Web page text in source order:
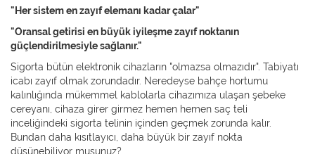
"Her sistem en zayıf elemanı kadar çalar"
"Oransal getirisi en büyük iyileşme zayıf noktanın
güçlendirilmesiyle sağlanır."
Sigorta bütün elektronik cihazların "olmazsa olmazıdır". Tabiyatı
icabı zayıf olmak zorundadır. Neredeyse bahçe hortumu
kalınlığında mükemmel kablolarla cihazımıza ulaşan şebeke
cereyanı, cihaza girer girmez hemen hemen saç teli
inceliğindeki sigorta telinin içinden geçmek zorunda kalır.
Bundan daha kısıtlayıcı, daha büyük bir zayıf nokta
düşünebiliyor musunuz?